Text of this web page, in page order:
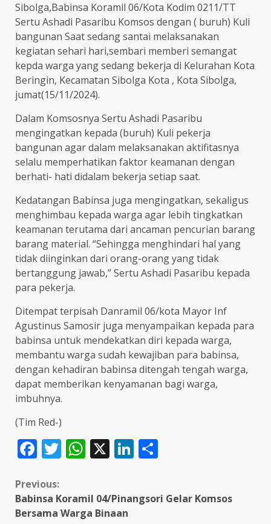
Sibolga,Babinsa Koramil 06/Kota Kodim 0211/TT
Sertu Ashadi Pasaribu Komsos dengan ( buruh) Kuli
bangunan Saat sedang santai melaksanakan
kegiatan sehari hari,sembari memberi semangat
kepda warga yang sedang bekerja di Kelurahan Kota
Beringin, Kecamatan Sibolga Kota , Kota Sibolga,
jumat(15/11/2024).
Dalam Komsosnya Sertu Ashadi Pasaribu
mengingatkan kepada (buruh) Kuli pekerja
bangunan agar dalam melaksanakan aktifitasnya
selalu memperhatikan faktor keamanan dengan
berhati- hati didalam bekerja setiap saat.
Kedatangan Babinsa juga mengingatkan, sekaligus
menghimbau kepada warga agar lebih tingkatkan
keamanan terutama dari ancaman pencurian barang
barang material. “Sehingga menghindari hal yang
tidak diinginkan dari orang-orang yang tidak
bertanggung jawab,” Sertu Ashadi Pasaribu kepada
para pekerja.
Ditempat terpisah Danramil 06/kota Mayor Inf
Agustinus Samosir juga menyampaikan kepada para
babinsa untuk mendekatkan diri kepada warga,
membantu warga sudah kewajiban para babinsa,
dengan kehadiran babinsa ditengah tengah warga,
dapat memberikan kenyamanan bagi warga,
imbuhnya.
(Tim Red-)
Facebook
Twitter
WhatsApp
X LinkedIn
Continue
Reading
Previous:
Babinsa Koramil 04/Pinangsori Gelar Komsos
Bersama Warga Binaan